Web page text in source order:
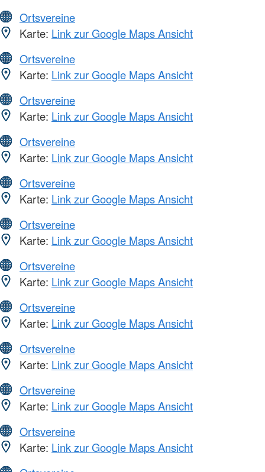
Ortsvereine
Karte: Link zur Google Maps Ansicht
Ortsvereine
Karte: Link zur Google Maps Ansicht
Ortsvereine
Karte: Link zur Google Maps Ansicht
Ortsvereine
Karte: Link zur Google Maps Ansicht
Ortsvereine
Karte: Link zur Google Maps Ansicht
Ortsvereine
Karte: Link zur Google Maps Ansicht
Ortsvereine
Karte: Link zur Google Maps Ansicht
Ortsvereine
Karte: Link zur Google Maps Ansicht
Ortsvereine
Karte: Link zur Google Maps Ansicht
Ortsvereine
Karte: Link zur Google Maps Ansicht
Ortsvereine
Karte: Link zur Google Maps Ansicht